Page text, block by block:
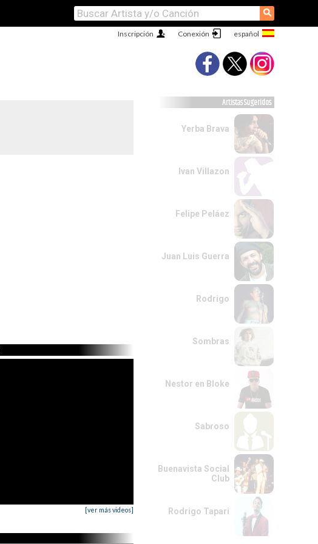
⚲
Conexión
Inscripción
[ver más videos]
Artistas Sugeridos
Yerba Brava
Ivan Villazon
Felipe Peláez
Juan Luis Guerra
Rodrigo
Sombras
Nestor en Bloke
Sabroso
Buenavista Social
Club
Rodrigo Tapari